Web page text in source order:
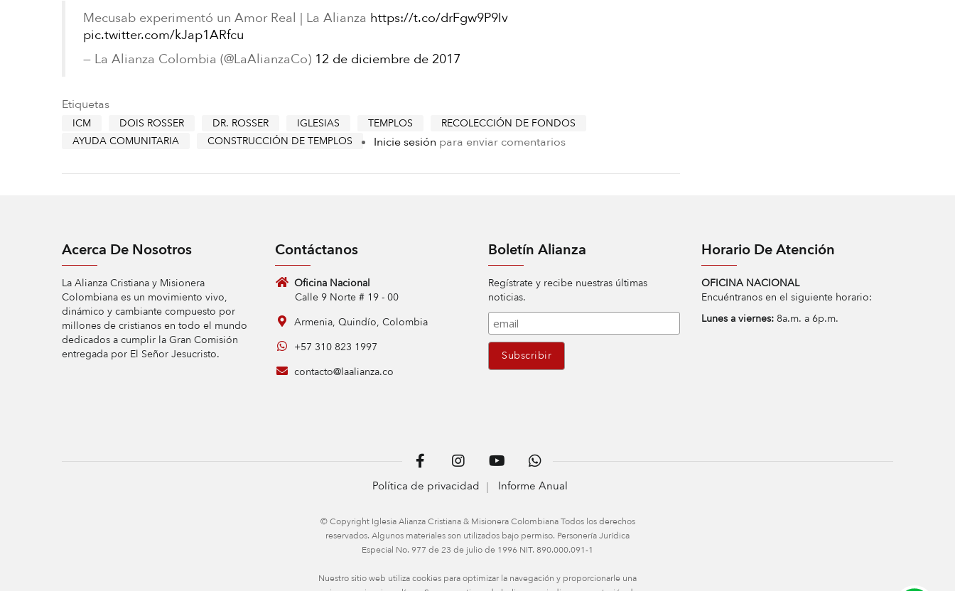
Mecusab experimentó un Amor Real | La Alianza https://t.co/drFgw9P9Iv
pic.twitter.com/kJap1ARfcu
— La Alianza Colombia (@LaAlianzaCo) 12 de diciembre de 2017
Etiquetas
ICM DOIS ROSSER DR. ROSSER IGLESIAS TEMPLOS
RECOLECCIÓN DE FONDOS
AYUDA COMUNITARIA
CONSTRUCCIÓN DE TEMPLOS Inicie sesión para enviar comentarios
Acerca De Nosotros
La Alianza Cristiana y Misionera
Colombiana es un movimiento vivo,
dinámico y cambiante compuesto por
millones de cristianos en todo el mundo
dedicados a cumplir la Gran Comisión
entregada por El Señor Jesucristo.
Contáctanos
Oficina Nacional
Calle 9 Norte # 19 - 00
Armenia, Quindío, Colombia
+57 310 823 1997
contacto@laalianza.co
Boletín Alianza
Regístrate y recibe nuestras últimas
noticias.
Horario De Atención
OFICINA NACIONAL
Encuéntranos en el siguiente horario:
Lunes a viernes: 8a.m. a 6p.m.
Política de privacidad Informe Anual
© Copyright Iglesia Alianza Cristiana & Misionera Colombiana Todos los derechos
reservados. Algunos materiales son utilizados bajo permiso. Personería Jurídica
Especial No. 977 de 23 de julio de 1996 NIT. 890.000.091-1
Nuestro sitio web utiliza cookies para optimizar la navegación y proporcionarle una